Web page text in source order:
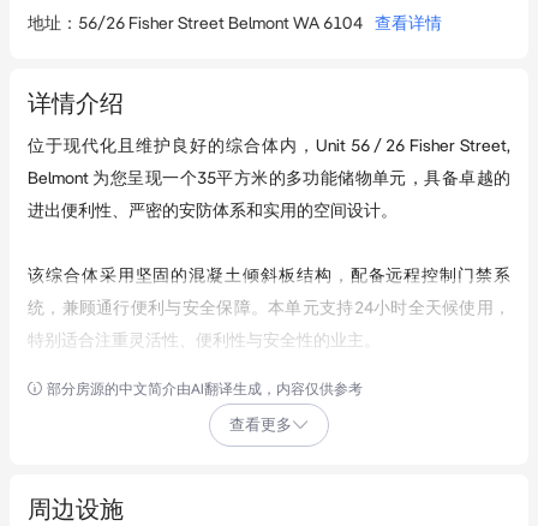
地址 ： 56/26 Fisher Street Belmont WA 6104 查看详情
详情介绍
位于现代化且维护良好的综合体内，Unit 56 / 26 Fisher Street,
Belmont 为您呈现一个35平方米的多功能储物单元，具备卓越的
进出便利性、严密的安防体系和实用的空间设计。
该综合体采用坚固的混凝土倾斜板结构，配备远程控制门禁系
统，兼顾通行便利与安全保障。本单元支持24小时全天候使用，
特别适合注重灵活性、便利性与安全性的业主。
园区更配备24小时监控系统，为收藏级名车车主、需存放会计法
律文件或商业机密资料的用户提供额外安防保障。
内部空间采用挑高天花板设计，后部增设额外储物空间，大幅提
部分房源的中文简介由AI翻译生成，内容仅供参考
查看更多
周边设施